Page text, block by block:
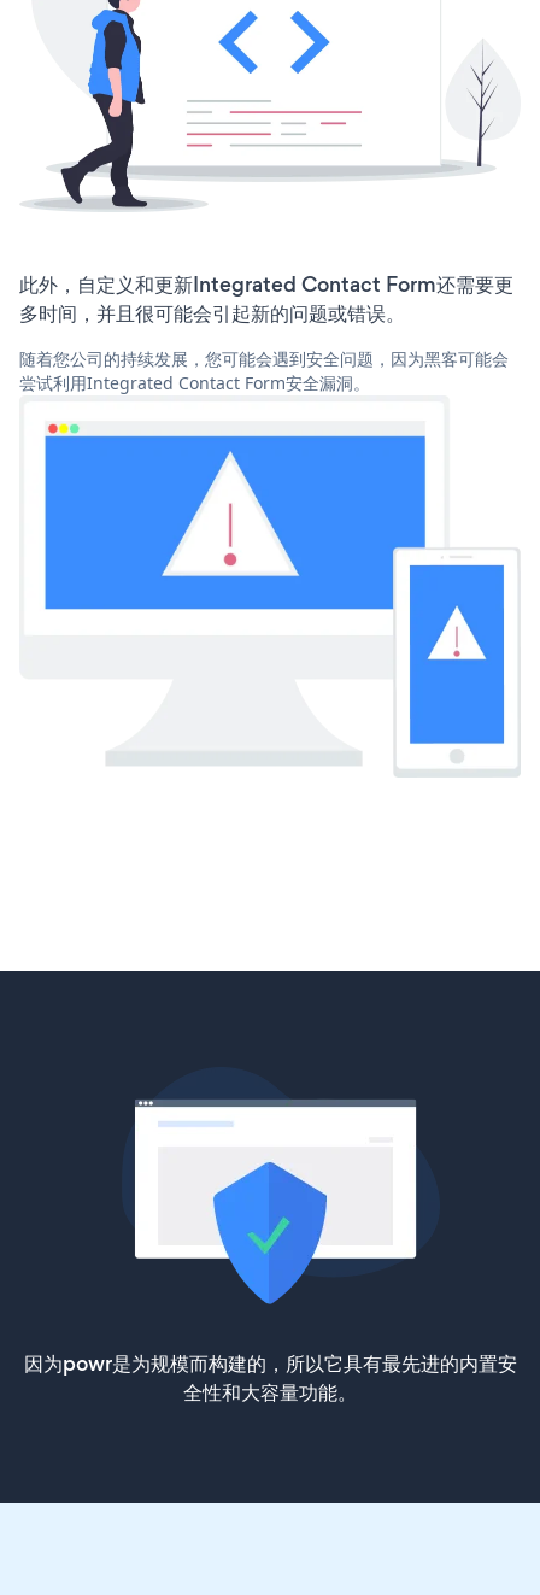
此外，自定义和更新Integrated Contact Form还需要更
多时间，并且很可能会引起新的问题或错误。
随着您公司的持续发展，您可能会遇到安全问题，因为黑客可能会
尝试利用Integrated Contact Form安全漏洞。
因为powr是为规模而构建的，所以它具有最先进的内置安
全性和大容量功能。